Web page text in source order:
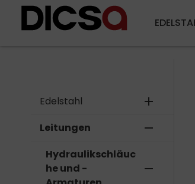
Edelstahl add
Leitungen remove
Hydraulikschläuc
he und -
remove